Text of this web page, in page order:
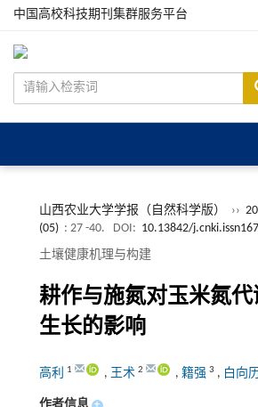
中国高校科技期刊集群服务平台
山西农业大学学报（自然科学版） ››
(05) : 27 -40. DOI: 10.13842/
土壤健康机理与构建
耕作与施氮对玉米氮
生长的影响
高利 1 , 王术 2 , 籍强 3 , 白向